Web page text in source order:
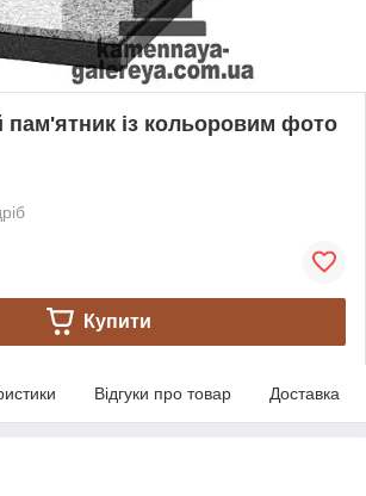
пам'ятник із кольоровим фото
Купити
Відгуки про товар Доставка